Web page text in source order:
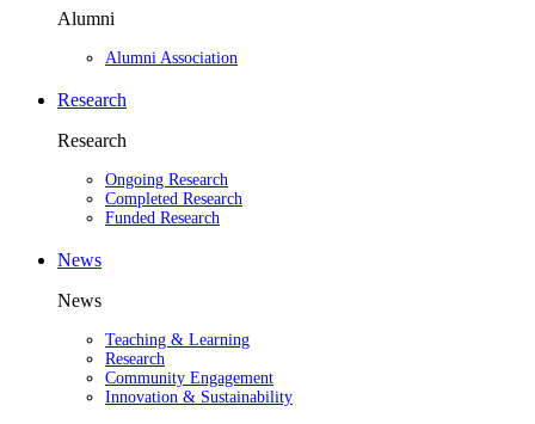
Alumni
Alumni Association
Research
Research
Ongoing Research
Completed Research
Funded Research
News
News
Teaching & Learning
Research
Community Engagement
Innovation & Sustainability